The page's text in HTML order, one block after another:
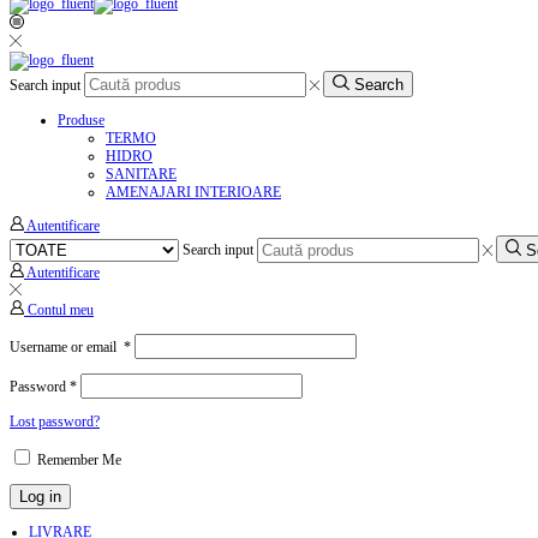
Search input Search
Produse
TERMO
HIDRO
SANITARE
AMENAJARI INTERIOARE
Autentificare
Search input
Autentificare
Contul meu
Username or email *
Password *
Lost password?
Remember Me
Log in
LIVRARE